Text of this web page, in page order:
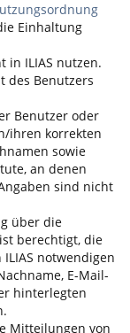
Einhaltung
in ILIAS nutzen.
des Benutzers
Benutzer oder
ihren korrekten
sowie
an denen
sind nicht
über die
ist berechtigt, die
ILIAS notwendigen
E-Mail-
hinterlegten
Mitteilungen von